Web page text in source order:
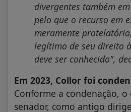
divergentes também
pelo que o recurso em
meramente
legítimo de seu direito
deve ser conhecido",
Em 2023, Collor foi
Conforme a condenação,
senador, como antigo